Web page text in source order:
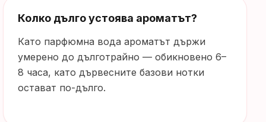
Колко дълго устоява ароматът?
Като парфюмна вода ароматът държи
умерено до дълготрайно — обикновено 6–
8 часа, като дървесните базови нотки
остават по-дълго.